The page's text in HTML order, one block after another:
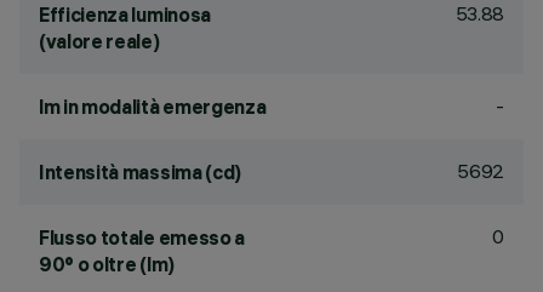
Efficienza luminosa
(valore reale)
53.88
lm in modalità emergenza -
Intensità massima (cd) 5692
Flusso totale emesso a
90° o oltre (lm)
0